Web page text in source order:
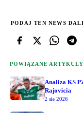
PODAJ TEN NEWS
POWIĄZANE ARTYKUŁY
Analiza KS
Rajovicia
2 sie 2026